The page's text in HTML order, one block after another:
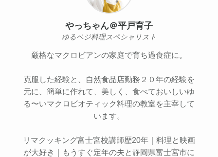
やっちゃん＠平戸育子
ゆるベジ料理スペシャリスト
厳格なマクロビアンの家庭で育ち過食症に。
克服した経験と、自然食品店勤務２０年の経験を
元に、簡単に作れて、美しく、食べておいしいゆ
る〜いマクロビオティック料理の教室を主宰して
います。
リマクッキング富士宮校講師歴20年｜料理と映画
が大好き｜もうすぐ定年の夫と静岡県富士宮市に